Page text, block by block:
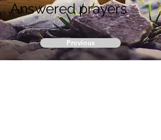
Answered prayers
Previous